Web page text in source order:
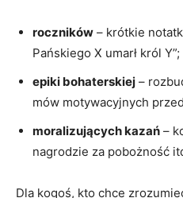
roczników – krótkie
Pańskiego X umarł król Y”;
epiki bohaterskiej –
mów motywacyjnych
moralizujących kazań –
nagrodzie za pobożność
Dla kogoś, kto chce